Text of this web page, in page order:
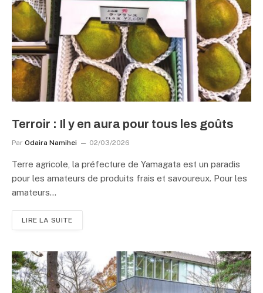
Terroir : Il y en aura pour tous les goûts
Par Odaira Namihei 02/03/2026
Terre agricole, la préfecture de Yamagata est un paradis
pour les amateurs de produits frais et savoureux. Pour les
amateurs…
LIRE LA SUITE